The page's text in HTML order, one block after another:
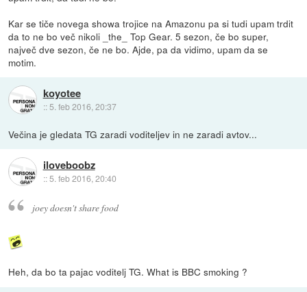
Kar se tiče novega showa trojice na Amazonu pa si tudi upam trdit
da to ne bo več nikoli _the_ Top Gear. 5 sezon, če bo super,
največ dve sezon, če ne bo. Ajde, pa da vidimo, upam da se
motim.
koyotee
:: 5. feb 2016, 20:37
Večina je gledata TG zaradi voditeljev in ne zaradi avtov...
iloveboobz
::5. feb 2016, 20:40
joey doesn't share food
Heh, da bo ta pajac voditelj TG. What is BBC smoking ?